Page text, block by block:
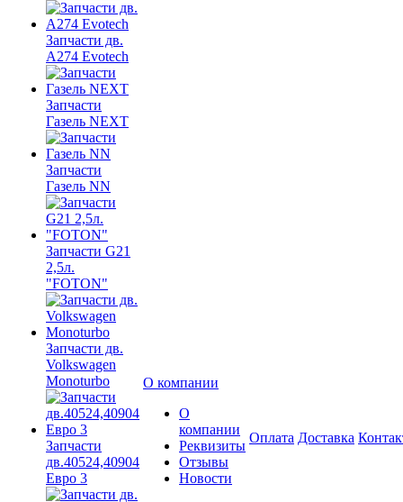
Запчасти дв.
A274 Evotech
Запчасти
Газель NEXT
Запчасти
Газель NN
Запчасти G21
2,5л.
"FOTON"
Запчасти дв.
Volkswagen
Monoturbo
Запчасти
дв.40524,40904
Евро 3
О компании
О
компании
Реквизиты
Отзывы
Новости
Оплата Доставка